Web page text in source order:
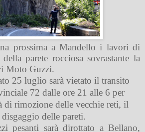
prossima a Mandello i lavori di
parete rocciosa sovrastante la
Moto Guzzi.
25 luglio sarà vietato il transito
72 dalle ore 21 alle 6 per
di rimozione delle vecchie reti, il
delle pareti.
pesanti sarà dirottato a Bellano,